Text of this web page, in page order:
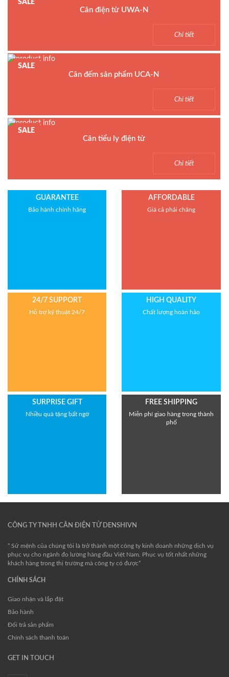
SALE
Cân điện tử UWA-N
Bảo hành: 1.5 năm
Chi tiết
SALE
Cân đếm sản phẩm UCA-N
Bảo hành: 1.5 năm
Chi tiết
SALE
Cân tiểu ly điện tử
Chi tiết
GUARANTEE
Bảo hành chính hãng
AFFORDABLE
Giá cả phải chăng
24/7 SUPPORT
Hỗ trợ kỹ thuật 24/7
HIGH QUALITY
Chất lượng hoàn hảo
SURPRISE GIFT
Nhiều quà tặng bất ngờ
FREE SHIPPING
Miễn phí giao hàng trong thành
phố
CÔNG TY TNHH CÂN ĐIỆN TỬ DENSHIVN
“ Sứ mệnh của chúng tôi là trở thành một công ty kinh doanh những dịch vụ
phục vụ cho ngành đo lường hàng đầu Việt Nam. Phục vụ tốt nhất những
khách hàng trong thị trường mà công ty có được”
CHÍNH SÁCH
Giao nhận và lắp đặt
Bảo hành
Đổi trả sản phẩm
Chính sách thanh toán
GET IN TOUCH